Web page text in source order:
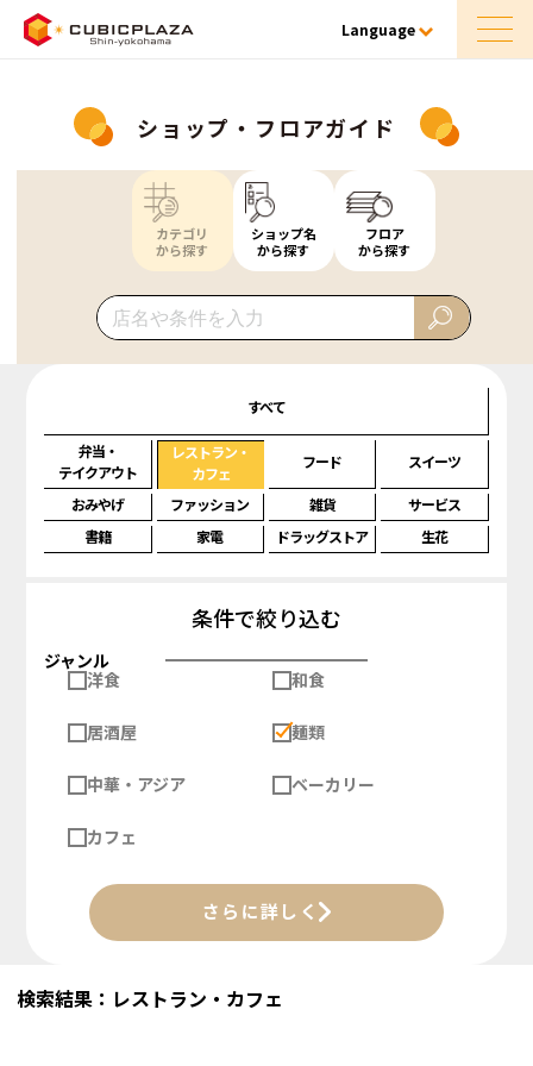
Language
ショップ・フロアガイド
カテゴリ
から探す
ショップ名
から探す
フロア
から探す
すべて
弁当・
テイクアウト
レストラン・
カフェ
フード スイーツ
おみやげ ファッション 雑貨
サービス
書籍
家電 ドラッグストア 生花
条件で絞り込む
ジャンル
洋食
和食
居酒屋 麺類
中華・アジア ベーカリー
カフェ
さらに詳しく
検索結果：レストラン・カフェ